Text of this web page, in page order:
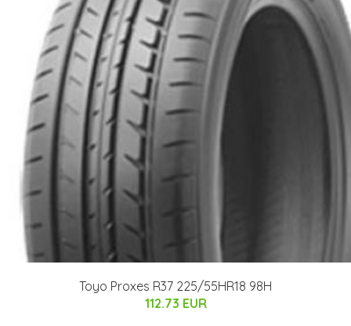
Toyo Proxes R37 225/55HR18 98H
112.73 EUR